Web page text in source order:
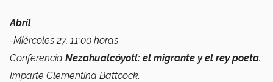
Abril
-Miércoles 27, 11:00 horas
Conferencia Nezahualcóyotl: el migrante y el rey poeta.
Imparte Clementina Battcock.